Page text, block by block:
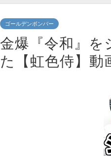
ゴールデンボンバー
金爆『令和』
た【虹色侍】動